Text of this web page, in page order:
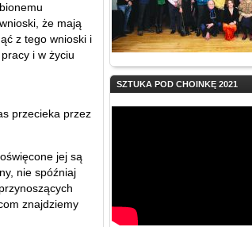
że mają
z tego wnioski i
i w życiu
przecieka przez
jej są
nie spóźniaj
znajdziemy
SZTUKA POD CHOINKĘ 2021